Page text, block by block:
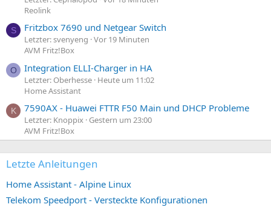
Reolink
S Fritzbox 7690 und Netgear Switch
Letzter: svenyeng Vor 19 Minuten
AVM Fritz!Box
O Integration ELLI-Charger in HA
Letzter: Oberhesse Heute um 11:02
Home Assistant
K 7590AX - Huawei FTTR F50 Main und DHCP Probleme
Letzter: Knoppix Gestern um 23:00
AVM Fritz!Box
Letzte Anleitungen
Home Assistant - Alpine Linux
Telekom Speedport - Versteckte Konfigurationen